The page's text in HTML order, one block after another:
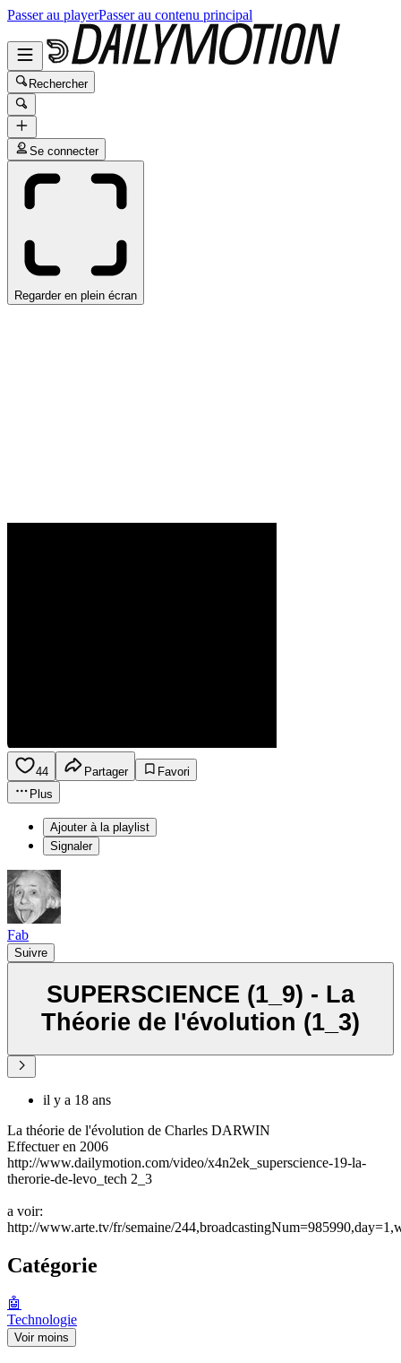
Passer au playerPasser au contenu principal
Rechercher
Se connecter
Regarder en plein écran
44 Partager
Favori
Plus
Ajouter à la playlist
Signaler
Fab
Suivre
SUPERSCIENCE (1_9) - La
Théorie de l'évolution (1_3)
il y a 18 ans
La théorie de l'évolution de Charles DARWIN
Effectuer en 2006
http://www.dailymotion.com/video/x4n2ek_superscience-19-la-
therorie-de-levo_tech 2_3
a voir:
http://www.arte.tv/fr/semaine/
Catégorie
🤖
Technologie
Voir moins